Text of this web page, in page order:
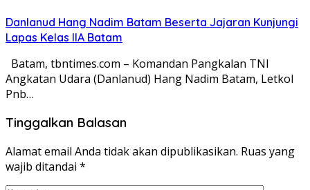
Danlanud Hang Nadim Batam Beserta Jajaran Kunjungi
Lapas Kelas IIA Batam
Batam, tbntimes.com – Komandan Pangkalan TNI
Angkatan Udara (Danlanud) Hang Nadim Batam, Letkol
Pnb…
Tinggalkan Balasan
Alamat email Anda tidak akan dipublikasikan. Ruas yang
wajib ditandai *